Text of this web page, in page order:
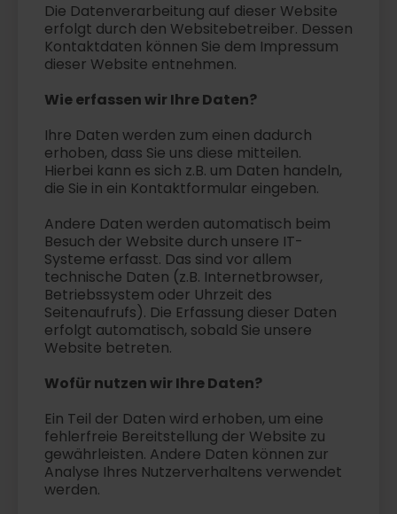
Die Datenverarbeitung auf dieser Website
erfolgt durch den Websitebetreiber. Dessen
Kontaktdaten können Sie dem Impressum
dieser Website entnehmen.
Wie erfassen wir Ihre Daten?
Ihre Daten werden zum einen dadurch
erhoben, dass Sie uns diese mitteilen.
Hierbei kann es sich z.B. um Daten handeln,
die Sie in ein Kontaktformular eingeben.
Andere Daten werden automatisch beim
Besuch der Website durch unsere IT-
Systeme erfasst. Das sind vor allem
technische Daten (z.B. Internetbrowser,
Betriebssystem oder Uhrzeit des
Seitenaufrufs). Die Erfassung dieser Daten
erfolgt automatisch, sobald Sie unsere
Website betreten.
Wofür nutzen wir Ihre Daten?
Ein Teil der Daten wird erhoben, um eine
fehlerfreie Bereitstellung der Website zu
gewährleisten. Andere Daten können zur
Analyse Ihres Nutzerverhaltens verwendet
werden.